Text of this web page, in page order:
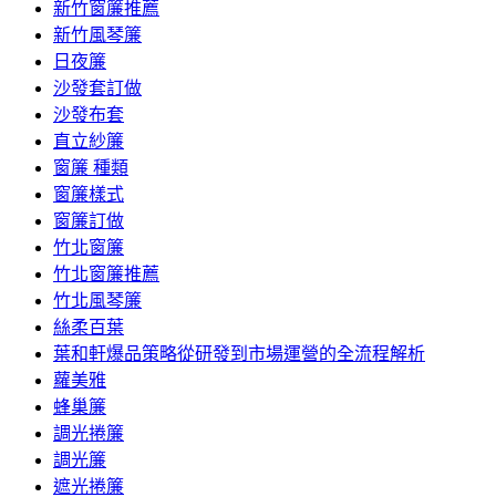
新竹窗簾推薦
新竹風琴簾
日夜簾
沙發套訂做
沙發布套
直立紗簾
窗簾 種類
窗簾樣式
窗簾訂做
竹北窗簾
竹北窗簾推薦
竹北風琴簾
絲柔百葉
葉和軒爆品策略從研發到市場運營的全流程解析
蘿美雅
蜂巢簾
調光捲簾
調光簾
遮光捲簾